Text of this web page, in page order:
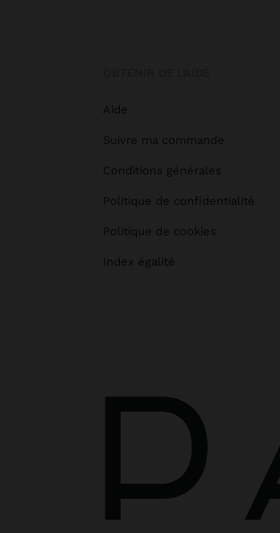
Aide
Suivre ma commande
Conditions générales
Politique de confidentialité
Politique de cookies
Index égalité